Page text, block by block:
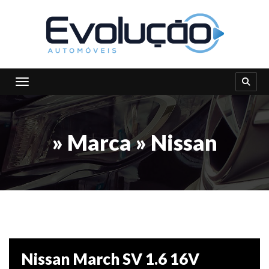
Toggle navigation
» Marca » Nissan
Nissan March SV 1.6 16V